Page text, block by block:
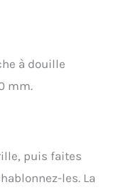
à douille
mm.
puis faites
les. La